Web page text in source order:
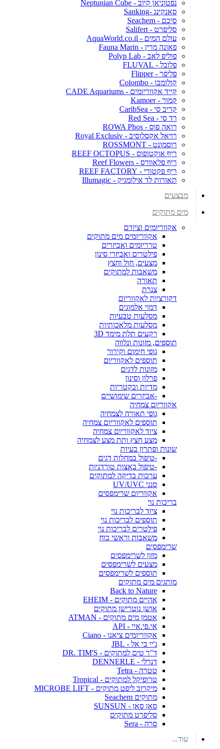
נפטוניאן קיוב - Neptunian Cube
סאנקינג -Sanking
סיכם - Seachem
סליפרט - Salifert
עולם המים - AquaWorld.co.il
פאונה מרין - Fauna Marin
פוליפ לאב - Polyp Lab
פלובל - FLUVAL
פליפר - Flipper
קולומבו - Colombo
קייד אקווריומים - CADE Aquariums
קמור - Kamoer
קריב סי - CaribSea
רד סי - Red Sea
רואה פוס - ROWA Phos
רויאל אקסלוסיב - Royal Exclusiv
רוסמונט - ROSSMONT
ריף אוקטופוס - REEF OCTOPUS
ריף פלאוורס - Reef Flowers
ריף פקטורי - REEF FACTORY
תאורות לד אילומגיק - Illumagic
מבצעים
מים מתוקים
אקווריומים וציודם
אקווריומים מים מתוקים
טרריומים ואביזרים
פילטרים ואביזרי סינון
מצעים, חול וחצץ
משאבות למתוקים
תאורה
צנרת
דקורציות לאקווריום
דמוי אלמוגים
מסלעות טבעיות
מסלעות מלאכותיות
רקעים תלת מימד 3D
תוספים, מזונות ונלווה
גופי חימום וקירור
תוספים לאקווריום
מזונות לדגים
פרלון וסינון
מדיות ובקטריות
-אביזרים שימושיים
אקווריום צמחיה
גופי תאורה לצמחיה
תוספים לאקווריום צמחיה
ציוד לאקווריום צמחיה
מצע חצץ ותת מצע לצמחיה
שונות ופתרון בעיות
-טיפול במחלות דגים
-טיפול באצות טורדניות
ערכות בדיקה למתוקים
סנני UV/UVC
אקווריום שרימפסים
בריכות נוי
ציוד לבריכות נוי
תוספים לבריכות נוי
פילטרים לבריכות נוי
משאבות וראשי כוח
שרימפסים
מזון לשרימפסים
מצעים לשרימפסים
תוספים לשרימפסים
מותגים מים מתוקים
Back to Nature
אהיים מתוקים - EHEIM
אושן נוטרישן מתוקים
אטמן מים מתוקים - ATMAN
אי.פי.איי - API
אקווריומים ציאנו - Ciano
ג'יי בי אל - JBL
ד"ר טים למתוקים - DR. TIM'S
דנרלי - DENNERLE
טטרה - Tetra
טרופיקל למתוקים - Tropical
מיקרוב ליפט מתוקים - MICROBE LIFT
מתוקים Seachem
סאן סאן - SUNSUN
סליפרט מתוקים
סרה - Sera
עוד...